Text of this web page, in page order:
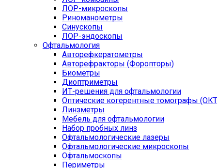
ЛОР-микроскопы
Риноманометры
Синускопы
ЛОР-эндоскопы
Офтальмология
Авторефкератометры
Авторефракторы (Форопторы)
Биометры
Диоптриметры
ИТ-решения для офтальмологии
Оптические когерентные томографы
Линзметры
Мебель для офтальмологии
Набор пробных линз
Офтальмологические лазеры
Офтальмологические микроскопы
Офтальмоскопы
Периметры